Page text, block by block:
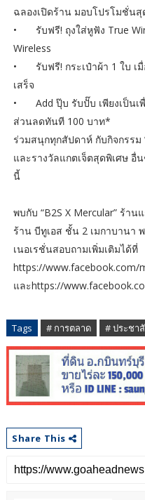
ฉลองเปิดร้าน มอบโปรโมชั่นสุ
•
รับฟรี! ถุงใส่หูฟัง True
Wireless
•
รับฟรี! กระเป๋าผ้า 1 ใบ
เสร็จ
•
Add ปุ๊บ รับปั๊บ เพียงเป็น
ส่วนลดทันที 100 บาท*
ร่วมสนุกทุกสัปดาห์ กับกิจกรรม
และรางวัลแกตเจ็ตสุดพิเศษ อื่
นี้
พบกับ “B2S X Mercular” ร้า
ร้าน บีทูเอส ชั้น 2 เมกาบานา
เนอเรชั่นสอบถามเพิ่มเติมได้ที่
https://www.facebook.com/
และhttps://
Tags # การตลาด # ประชา
Share This